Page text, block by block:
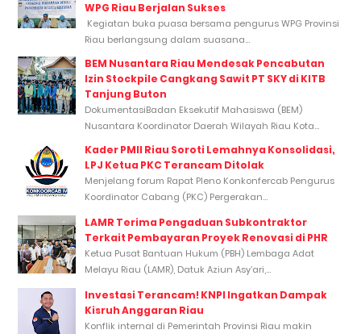
WPG Riau Berjalan Sukses
Kegiatan buka puasa bersama pengurus WPG Provinsi
Riau berlangsung dalam suasana...
BEM Nusantara Riau Mendesak Pencabutan
Izin Stockpile Cangkang Sawit PT SKY di KITB
Tanjung Buton
DokumentasiBadan Eksekutif Mahasiswa (BEM)
Nusantara Koordinator Daerah Wilayah Riau Kota...
Kader PMII Riau Soroti Lemahnya Konsolidasi,
LPJ Ketua PKC Terancam Ditolak
Menjelang forum Rapat Pleno Konkonfercab Pengurus
Koordinator Cabang (PKC) Pergerakan...
LAMR Terima Pengaduan Subkontraktor
Terkait Pembayaran Proyek Renovasi di PHR
Ketua Pusat Bantuan Hukum (PBH) Lembaga Adat
Melayu Riau (LAMR), Datuk Aziun Asy’ari,...
Investasi Terancam! KNPI Ingatkan Dampak
Kisruh Anggaran Riau
Konflik internal di Pemerintah Provinsi Riau makin